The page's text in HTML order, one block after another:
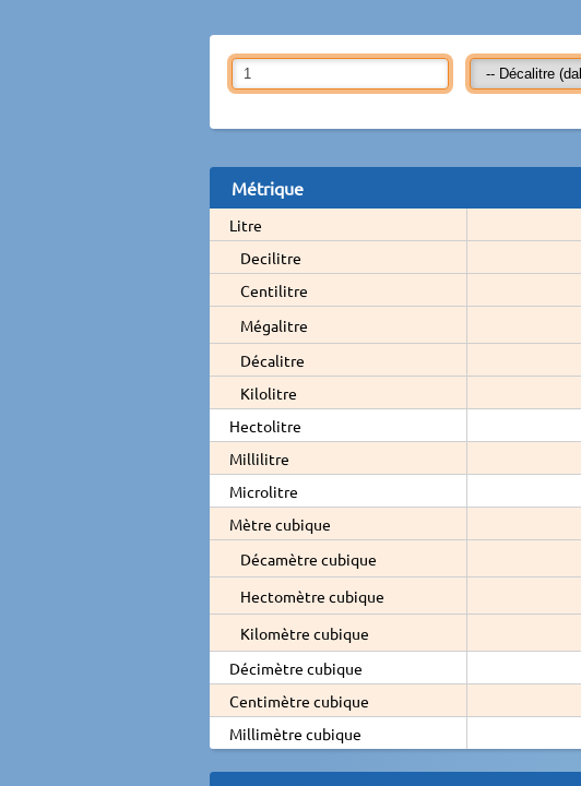
Métrique
Litre
Decilitre
Centilitre
Mégalitre
Décalitre
Kilolitre
Hectolitre
Millilitre
Microlitre
Mètre cubique
Décamètre cubique
Hectomètre cubique
Kilomètre cubique
Décimètre cubique
Centimètre cubique
Millimètre cubique